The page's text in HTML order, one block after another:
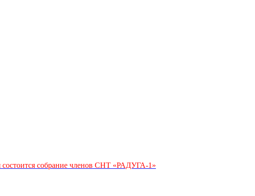
собрание членов СНТ «РАДУГА-1»